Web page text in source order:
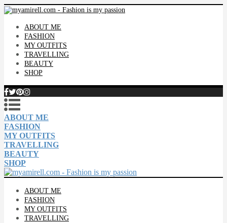
ABOUT ME
FASHION
MY OUTFITS
TRAVELLING
BEAUTY
SHOP
ABOUT ME
FASHION
MY OUTFITS
TRAVELLING
BEAUTY
SHOP
ABOUT ME
FASHION
MY OUTFITS
TRAVELLING